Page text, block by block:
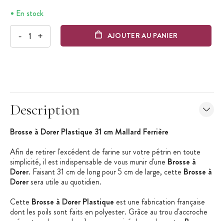
En stock
- + AJOUTER AU PANIER
Description
Brosse à Dorer Plastique 31 cm Mallard Ferrière
Afin de retirer l'excédent de farine sur votre pétrin en toute
simplicité, il est indispensable de vous munir d'une Brosse à
Dorer. Faisant 31 cm de long pour 5 cm de large, cette Brosse à
Dorersera utile au quotidien.
Cette Brosse à Dorer Plastique est une fabrication française
dont les poils sont faits en polyester. Grâce au trou d'accroche